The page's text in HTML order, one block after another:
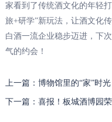
家看到了传统酒文化的年轻
旅+研学”新玩法，让酒文化
白酒一流企业稳步迈进，下
气的约会！
上一篇：博物馆里的“家”时
下一篇：喜报！板城酒博园